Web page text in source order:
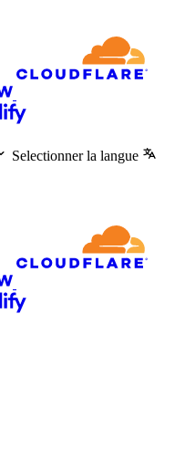
Selectionner la langue